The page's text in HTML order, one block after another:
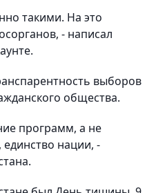
такими. На это
- написал
выборов
общества.
программ, а не
нации, -